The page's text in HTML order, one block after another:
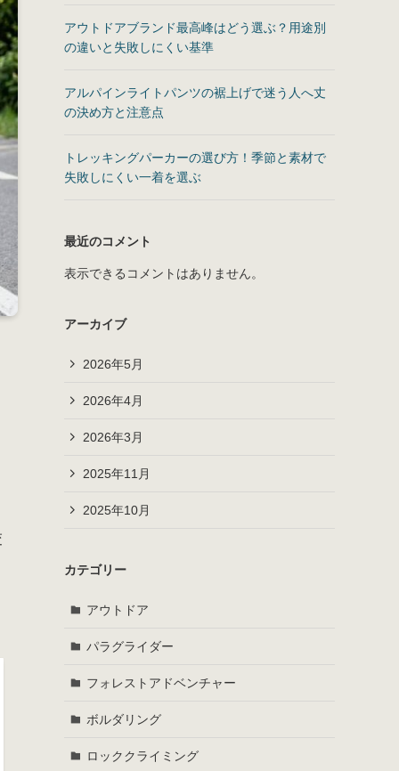
アウトドアブランド最高峰はどう選ぶ？用途別
の違いと失敗しにくい基準
アルパインライトパンツの裾上げで迷う人へ丈
の決め方と注意点
トレッキングパーカーの選び方！季節と素材で
失敗しにくい一着を選ぶ
最近のコメント
表示できるコメントはありません。
アーカイブ
2026年5月
2026年4月
2026年3月
2025年11月
2025年10月
カテゴリー
アウトドア
パラグライダー
フォレストアドベンチャー
ボルダリング
ロッククライミング